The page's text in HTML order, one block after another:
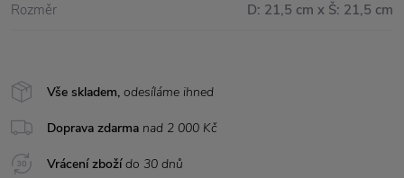
Vše skladem, odesíláme ihned
Doprava zdarma nad 2 000 Kč
Vrácení zbožído 30 dnů
Rozměr D: 21,5 cm x Š: 21,5 cm